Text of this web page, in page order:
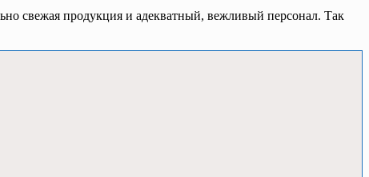
свежая продукция и адекватный, вежливый персонал. Так